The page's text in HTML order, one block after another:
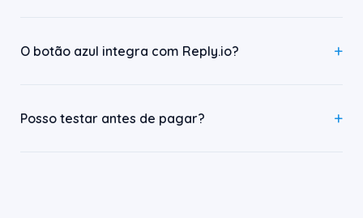
O botão azul integra com Reply.io?
Posso testar antes de pagar?